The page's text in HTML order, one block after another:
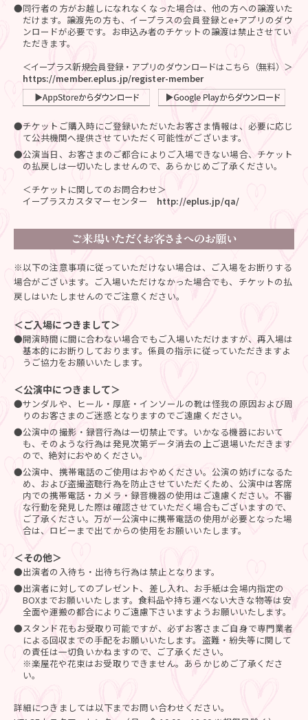
●同行者の方がお越しになれなくなった場合は、他の方への譲渡いた
だけます。譲渡先の方も、イープラスの会員登録とe+アプリのダウ
ンロードが必要です。お申込み者のチケットの譲渡は禁止させてい
ただきます。
＜イープラス新規会員登録・アプリのダウンロードはこちら（無料）＞
https://member.eplus.jp/register-member
●チケットご購入時にご登録いただいたお客さま情報は、必要に応じ
て公共機関へ提供させていただく可能性がございます。
●公演当日、お客さまのご都合によりご入場できない場合、チケット
の払戻しは一切いたしませんので、あらかじめご了承ください。
＜チケットに関してのお問合わせ＞
イープラスカスタマーセンター http://eplus.jp/qa/
※以下の注意事項に従っていただけない場合は、ご入場をお断りする
場合がございます。ご入場いただけなかった場合でも、チケットの払
戻しはいたしませんのでご注意ください。
＜ご入場につきまして＞
●開演時間に間に合わない場合でもご入場いただけますが、再入場は
基本的にお断りしております。係員の指示に従っていただきますよ
うご協力をお願いいたします。
＜公演中につきまして＞
●サンダルや、ヒール・厚底・インソールの靴は怪我の原因および周
りのお客さまのご迷惑となりますのでご遠慮ください。
●公演中の撮影・録音行為は一切禁止です。いかなる機器において
も、そのような行為は発見次第データ消去の上ご退場いただきます
ので、絶対におやめください。
●公演中、携帯電話のご使用はおやめください。公演の妨げになるた
め、および盗撮盗聴行為を防止させていただくため、公演中は客席
内での携帯電話・カメラ・録音機器の使用はご遠慮ください。不審
な行動を発見した際は確認させていただく場合もございますので、
ご了承ください。万が一公演中に携帯電話の使用が必要となった場
合は、ロビーまで出てからの使用をお願いいたします。
＜その他＞
●出演者の入待ち・出待ち行為は禁止となります。
●出演者に対してのプレゼント、差し入れ、お手紙は会場内指定の
BOXまでお願いいたします。食料品や持ち運べない大きな物等は安
全面や運搬の都合によりご遠慮下さいますようお願いいたします。
●スタンド花もお受取り可能ですが、必ずお客さまご自身で専門業者
による回収までの手配をお願いいたします。盗難・紛失等に関して
の責任は一切負いかねますので、ご了承ください。
※楽屋花や花束はお受取りできません。あらかじめご了承くださ
い。
詳細につきましては以下までお問い合わせください。